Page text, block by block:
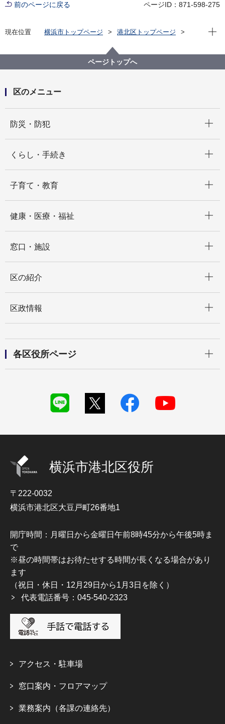
前のページに戻る ページID：871-598-275
現在位置 横浜市トップページ
港北区トップページ
現在
ページトップへ
区のメニュー
防災・防犯
くらし・手続き
子育て・教育
健康・医療・福祉
窓口・施設
区の紹介
区政情報
各区役所ページ
横浜市港北区役所
〒222-0032
横浜市港北区大豆戸町26番地1
開庁時間：月曜日から金曜日午前8時45分から午後5時ま
で
※昼の時間帯はお待たせする時間が長くなる場合があり
ます
（祝日・休日・12月29日から1月3日を除く）
代表電話番号：045-540-2323
アクセス・駐車場
窓口案内・フロアマップ
業務案内（各課の連絡先）